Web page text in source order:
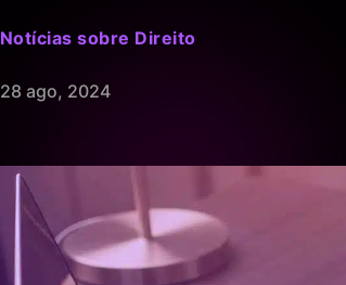
Notícias sobre Direito
28 ago, 2024